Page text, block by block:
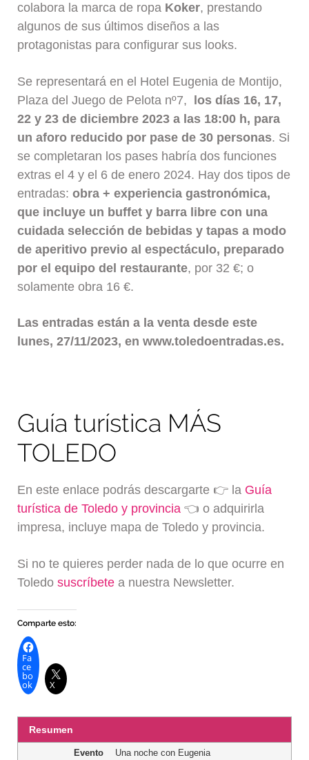
colabora la marca de ropa Koker, prestando
algunos de sus últimos diseños a las
protagonistas para configurar sus looks.
Se representará en el Hotel Eugenia de Montijo,
Plaza del Juego de Pelota nº7, los días 16, 17,
22 y 23 de diciembre 2023 a las 18:00 h, para
un aforo reducido por pase de 30 personas. Si
se completaran los pases habría dos funciones
extras el 4 y el 6 de enero 2024. Hay dos tipos de
entradas:obra + experiencia gastronómica,
que incluye un buffet y barra libre con una
cuidada selección de bebidas y tapas a modo
de aperitivo previo al espectáculo, preparado
por el equipo del restaurante, por 32 €; o
solamente obra 16 €.
Las entradas están a la venta desde este
lunes, 27/11/2023, en www.toledoentradas.es.
Guía turística MÁS
TOLEDO
En este enlace podrás descargarte 👉 la Guía
turística de Toledo y provincia 👈 o adquirirla
impresa, incluye mapa de Toledo y provincia.
Si no te quieres perder nada de lo que ocurre en
Toledosuscríbete a nuestra Newsletter.
Comparte esto:
Fa
ce
bo
ok X
Resumen
Evento Una noche con Eugenia